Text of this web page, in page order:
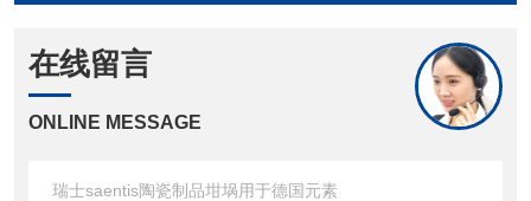
在线留言
ONLINE MESSAGE